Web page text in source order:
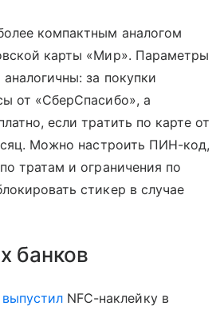
компактным аналогом
карты «Мир». Параметры
за покупки
от «СберСпасибо», а
если тратить по карте от
Можно настроить ПИН-код,
тратам и ограничения по
стикер в случае
банков
выпустил NFC-наклейку в